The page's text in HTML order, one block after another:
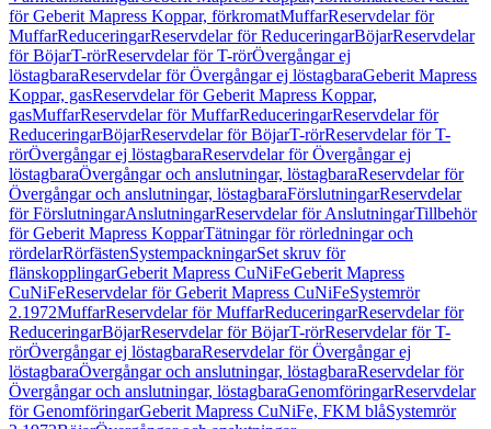
för Geberit Mapress Koppar, förkromatMuffarReservdelar för
MuffarReduceringarReservdelar för ReduceringarBöjarReservdelar
för BöjarT-rörReservdelar för T-rörÖvergångar ej
löstagbaraReservdelar för Övergångar ej löstagbaraGeberit Mapress
Koppar, gasReservdelar för Geberit Mapress Koppar,
gasMuffarReservdelar för MuffarReduceringarReservdelar för
ReduceringarBöjarReservdelar för BöjarT-rörReservdelar för T-
rörÖvergångar ej löstagbaraReservdelar för Övergångar ej
löstagbaraÖvergångar och anslutningar, löstagbaraReservdelar för
Övergångar och anslutningar, löstagbaraFörslutningarReservdelar
för FörslutningarAnslutningarReservdelar för AnslutningarTillbehör
för Geberit Mapress KopparTätningar för rörledningar och
rördelarRörfästenSystempackningarSet skruv för
flänskopplingarGeberit Mapress CuNiFeGeberit Mapress
CuNiFeReservdelar för Geberit Mapress CuNiFeSystemrör
2.1972MuffarReservdelar för MuffarReduceringarReservdelar för
ReduceringarBöjarReservdelar för BöjarT-rörReservdelar för T-
rörÖvergångar ej löstagbaraReservdelar för Övergångar ej
löstagbaraÖvergångar och anslutningar, löstagbaraReservdelar för
Övergångar och anslutningar, löstagbaraGenomföringarReservdelar
för GenomföringarGeberit Mapress CuNiFe, FKM blåSystemrör